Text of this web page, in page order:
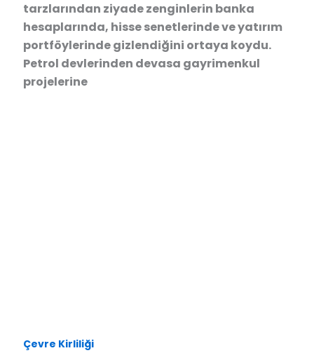
tarzlarından ziyade zenginlerin banka
hesaplarında, hisse senetlerinde ve yatırım
portföylerinde gizlendiğini ortaya koydu.
Petrol devlerinden devasa gayrimenkul
projelerine
Çevre Kirliliği